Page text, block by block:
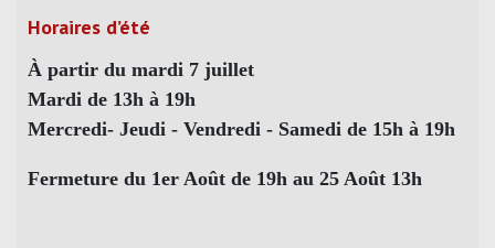
Horaires d’été
À partir du mardi 7 juillet
Mardi de 13h à 19h
Mercredi- Jeudi - Vendredi - Samedi de 15h à 19h
Fermeture du 1er Août de 19h au 25 Août 13h